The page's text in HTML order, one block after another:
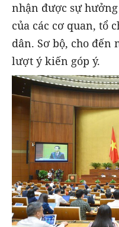
nhận được sự
của các cơ quan, tổ
dân. Sơ bộ, cho đến
lượt ý kiến góp ý.